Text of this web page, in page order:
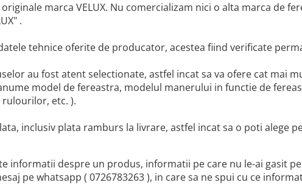
marca VELUX. Nu comercializam nici o alta marca de
.
tehnice oferite de producator, acestea fiind verificate
au fost atent selectionate, astfel incat sa va ofere cat mai
model de fereastra, modelul manerului in functie de
etc. ).
inclusiv plata ramburs la livrare, astfel incat sa o poti alege
informatii despre un produs, informatii pe care nu le-ai gasit
pe whatsapp ( 0726783263 ), in care sa ne spui cu ce